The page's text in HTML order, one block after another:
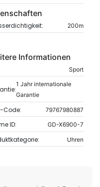
200m
Informationen
Sport
1 Jahr internationale
Garantie
Code: 79767980887
ID: GD-X6900-7
Uhren